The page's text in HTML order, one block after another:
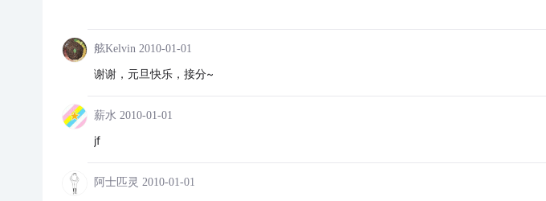
舷Kelvin 2010-01-01
谢谢，元旦快乐，接分~
薪水 2010-01-01
jf
阿士匹灵 2010-01-01